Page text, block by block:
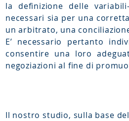
la definizione delle
necessari sia per una
un arbitrato, una
E’ necessario pertanto
consentire una loro
negoziazionial fine di
Il nostro studio, sulla base